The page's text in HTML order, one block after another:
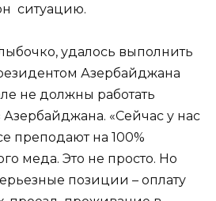
ситуацию.
удалось выполнить
Азербайджана
не должны работать
«Сейчас у нас
преподают на 100%
меда. Это не просто. Но
позиции – оплату